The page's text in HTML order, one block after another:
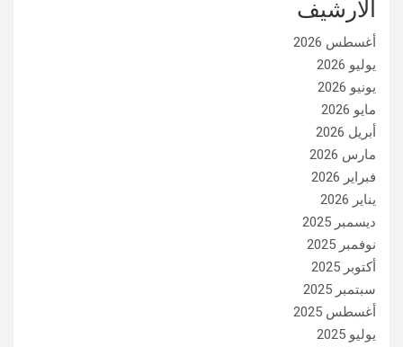
الأرشيف
أغسطس 2026
يوليو 2026
يونيو 2026
مايو 2026
أبريل 2026
مارس 2026
فبراير 2026
يناير 2026
ديسمبر 2025
نوفمبر 2025
أكتوبر 2025
سبتمبر 2025
أغسطس 2025
يوليو 2025